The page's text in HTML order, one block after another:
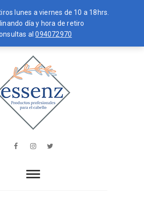
lunes a viernes de 10 a 18hrs.
día y hora de retiro
al094072970
essenz
EL CABELLO
FacebookInstagram